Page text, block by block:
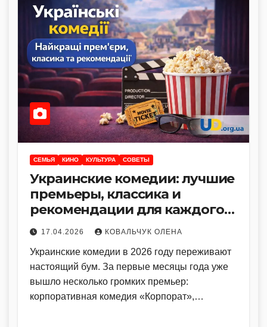
CЕМЬЯ КИНО КУЛЬТУРА СОВЕТЫ
Украинские комедии: лучшие
премьеры, классика и
рекомендации для каждого
настроения
17.04.2026 КОВАЛЬЧУК ОЛЕНА
Украинские комедии в 2026 году переживают
настоящий бум. За первые месяцы года уже
вышло несколько громких премьер:
корпоративная комедия «Корпорат»,…